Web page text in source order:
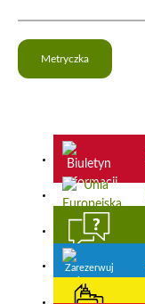
Metryczka